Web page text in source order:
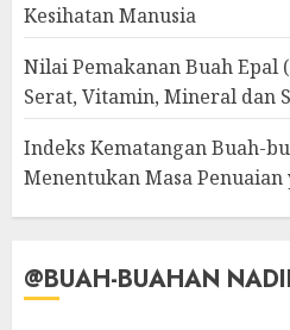
Kesihatan Manusia
Nilai Pemakanan Buah Epal
Serat, Vitamin, Mineral dan
Indeks Kematangan Buah-
Menentukan Masa
@BUAH-BUAHAN